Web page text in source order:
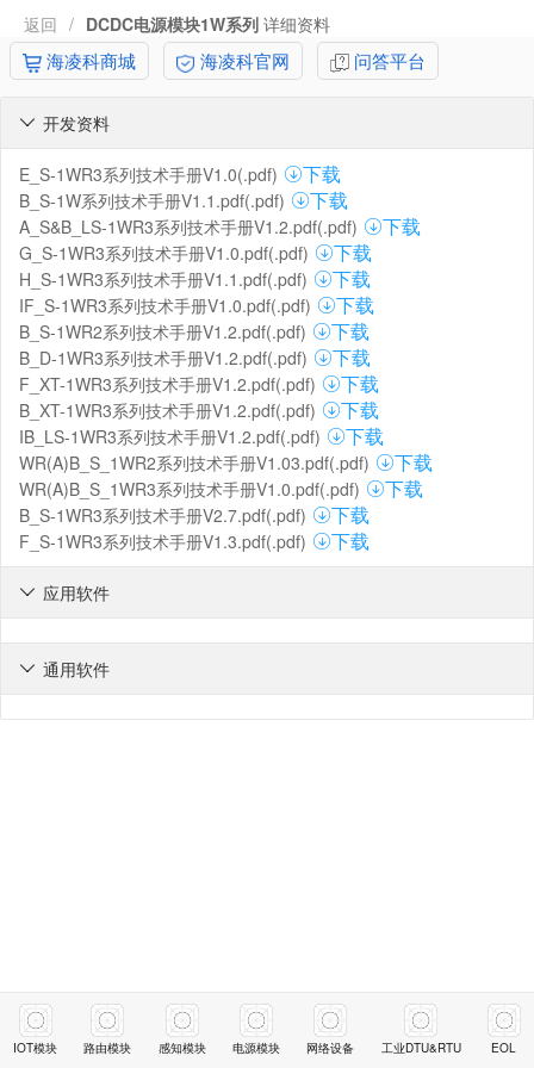
返回 / DCDC电源模块1W系列 详细资料
海凌科商城 海凌科官网 问答平台
开发资料

E_S-1WR3系列技术手册V1.0(.pdf) 下载
B_S-1W系列技术手册V1.1.pdf(.pdf) 下载
A_S&B_LS-1WR3系列技术手册V1.2.pdf(.pdf) 下载
G_S-1WR3系列技术手册V1.0.pdf(.pdf) 下载
H_S-1WR3系列技术手册V1.1.pdf(.pdf) 下载
IF_S-1WR3系列技术手册V1.0.pdf(.pdf) 下载
B_S-1WR2系列技术手册V1.2.pdf(.pdf) 下载
B_D-1WR3系列技术手册V1.2.pdf(.pdf) 下载
F_XT-1WR3系列技术手册V1.2.pdf(.pdf) 下载
B_XT-1WR3系列技术手册V1.2.pdf(.pdf) 下载
IB_LS-1WR3系列技术手册V1.2.pdf(.pdf) 下载
WR(A)B_S_1WR2系列技术手册V1.03.pdf(.pdf) 下载
WR(A)B_S_1WR3系列技术手册V1.0.pdf(.pdf) 下载
B_S-1WR3系列技术手册V2.7.pdf(.pdf) 下载
F_S-1WR3系列技术手册V1.3.pdf(.pdf) 下载
应用软件

通用软件

IOT模块 路由模块 感知模块 电源模块 网络设备 工业DTU&RTU EOL